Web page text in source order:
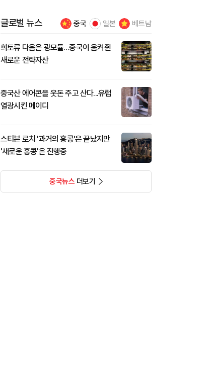
글로벌 뉴스 중국 일본 베트남
희토류 다음은 광모듈…중국이 움켜쥔
새로운 전략자산
중국산 에어콘을 웃돈 주고 산다...유럽
열광시킨 메이디
스티븐 로치 '과거의 홍콩'은 끝났지만
'새로운 홍콩'은 진행중
중국뉴스더보기